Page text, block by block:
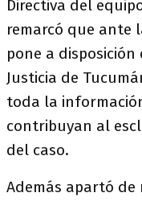
Directiva del
remarcó que ante
pone a
Justicia de
toda la
contribuyan al
del caso.
Además apartó de